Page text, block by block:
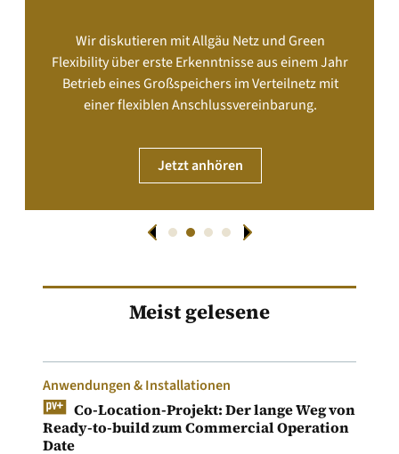
Wir diskutieren mit Allgäu Netz und Green
Flexibility über erste Erkenntnisse aus einem Jahr
Betrieb eines Großspeichers im Verteilnetz mit
einer flexiblen Anschlussvereinbarung.
Jetzt anhören
Meist gelesene
Anwendungen & Installationen
Co-Location-Projekt: Der lange Weg von
Ready-to-build zum Commercial Operation
Date